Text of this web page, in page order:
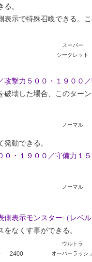
。
表示で特殊召喚できる。
スーパー
シークレット
攻撃力５００・１９００／
壊した場合、このター
ノーマル
動できる。
・１９００／守備力１５
ノーマル
表示モンスター（レベル
なくす事ができる。
ウルトラ
オーバーラッシュ
2400